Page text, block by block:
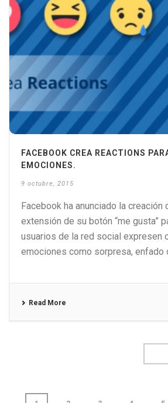
FACEBOOK CREA REACTIONS
EMOCIONES.
9 octubre, 2015
Facebook ha anunciado la creación
extensión de su botón “me gusta”
usuarios de la red social expresen
emociones como sorpresa, enfado
Read More